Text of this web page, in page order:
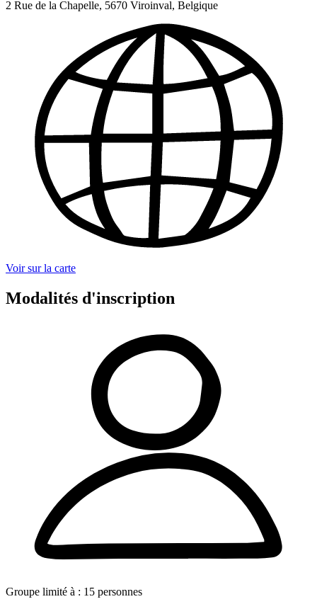
2 Rue de la Chapelle, 5670 Viroinval, Belgique
Voir sur la carte
Modalités d'inscription
Groupe limité à : 15 personnes